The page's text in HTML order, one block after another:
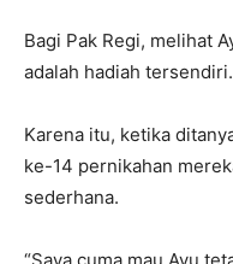
Bagi Pak Regi, melihat
adalah hadiah tersendiri.
Karena itu, ketika
ke-14 pernikahan
sederhana.